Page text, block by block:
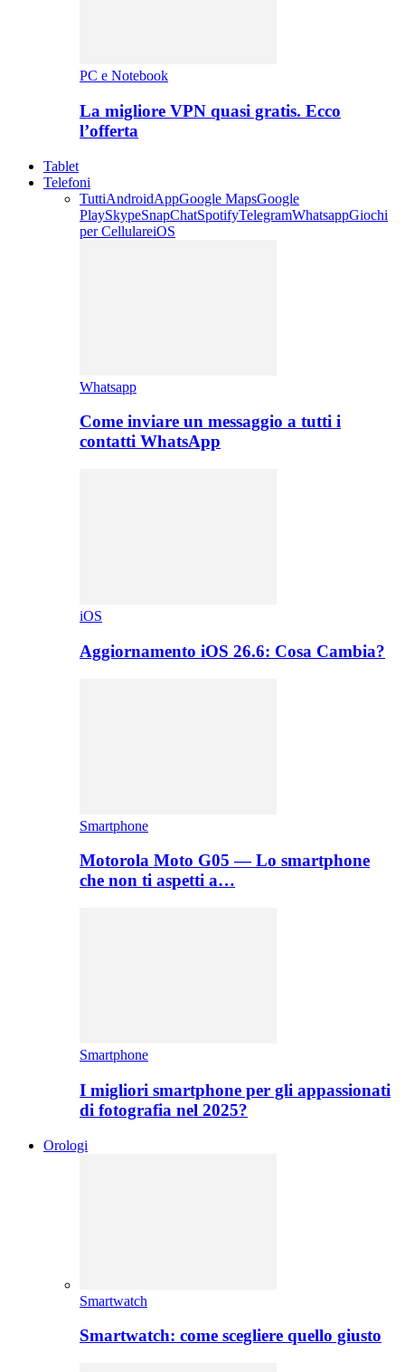
PC e Notebook
La migliore VPN quasi gratis. Ecco
l’offerta
Tablet
Telefoni
TuttiAndroidAppGoogle MapsGoogle
PlaySkypeSnapChatSpotifyTelegramWhatsappGiochi
per CellulareiOS
Whatsapp
Come inviare un messaggio a tutti i
contatti WhatsApp
iOS
Aggiornamento iOS 26.6: Cosa Cambia?
Smartphone
Motorola Moto G05 — Lo smartphone
che non ti aspetti a…
Smartphone
I migliori smartphone per gli appassionati
di fotografia nel 2025?
Orologi
Smartwatch
Smartwatch: come scegliere quello giusto